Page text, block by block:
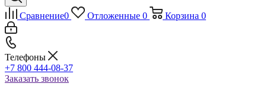
Сравнение0 Отложенные 0 Корзина 0
Телефоны
+7 800 444-08-37
Заказать звонок